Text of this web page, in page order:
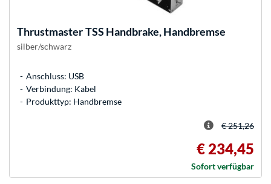
ThrustmasterTSS Handbrake, Handbremse
silber/schwarz
Anschluss: USB
Verbindung: Kabel
Produkttyp: Handbremse
€ 251,26
€ 234,45
Sofort verfügbar